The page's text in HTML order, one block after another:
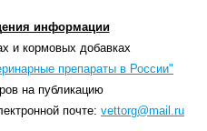
информации
и кормовых добавках
препараты в России"
на публикацию
почте: vettorg@mail.ru